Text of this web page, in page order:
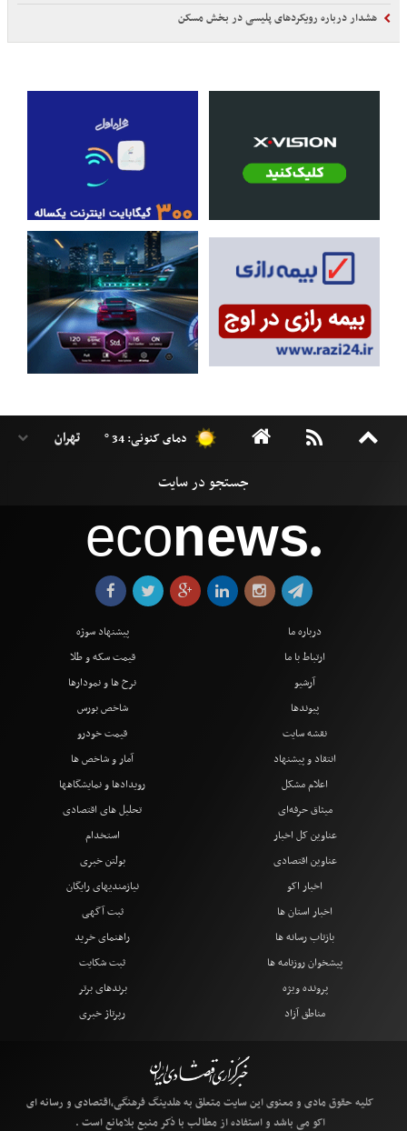
هشدار درباره رویکردهای پلیسی در بخش مسکن
دمای کنونی: 34 °
econews●
درباره ما
ارتباط با ما
آرشیو
پیوندها
نقشه سایت
انتقاد و پیشنهاد
اعلام مشکل
میثاق حرفه‌ای
پیشنهاد سوژه
قیمت سکه و طلا
نرخ ها و نمودارها
شاخص بورس
قیمت خودرو
آمار و شاخص ها
رویدادها و نمایشگاهها
تحلیل های اقتصادی
عناوین کل اخبار
عناوین اقتصادی
اخبار اکو
اخبار استان ها
بازتاب رسانه ها
پیشخوان روزنامه ها
پرونده ویژه
مناطق آزاد
استخدام
بولتن خبری
نیازمندیهای رایگان
ثبت آگهی
راهنمای خرید
ثبت شکایت
برندهای برتر
رپرتاژ خبری
کلیه حقوق مادی و معنوی این سایت متعلق به هلدینگ فرهنگی،اقتصادی و رسانه ای
اکو می باشد و استفاده از مطالب با ذکر منبع بلامانع است .